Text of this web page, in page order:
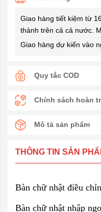
Giao hàng tiết kiệm từ
thành trên cả cả nước.
Giao hàng dự kiến vào
Quy tắc COD
Chính sách hoàn
Mô tả sản phẩm
THÔNG TIN SẢN
Bàn chữ nhật điều
Bàn chữ nhật nhập